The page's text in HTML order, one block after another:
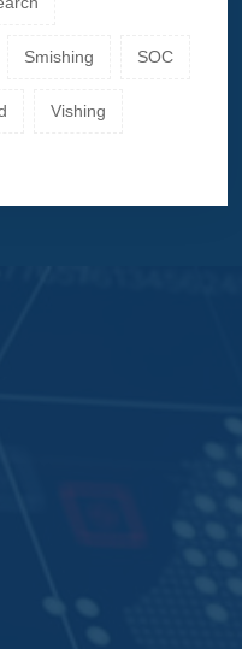
Smishing SOC
Vishing